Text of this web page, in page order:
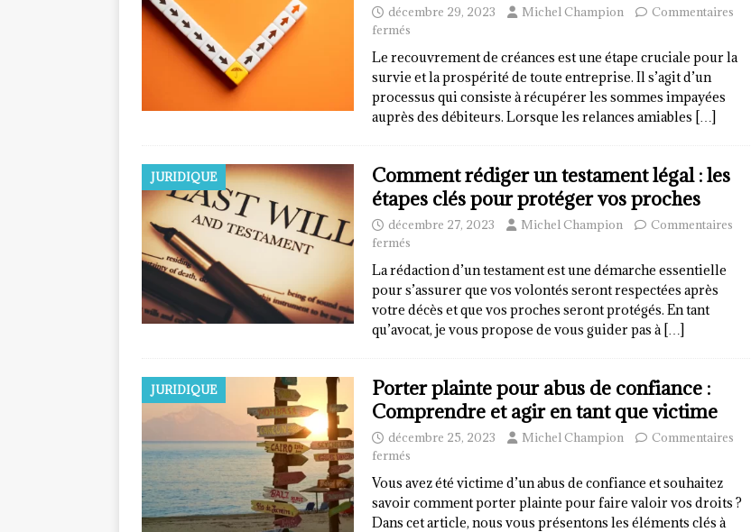
décembre 29, 2023 Michel Champion
Commentaires
fermés
Le recouvrement de créances est une étape cruciale pour la
survie et la prospérité de toute entreprise. Il s’agit d’un
processus qui consiste à récupérer les sommes impayées
auprès des débiteurs. Lorsque les relances amiables […]
JURIDIQUE
Comment rédiger un testament légal : les
étapes clés pour protéger vos proches
décembre 27, 2023 Michel Champion
Commentaires
fermés
La rédaction d’un testament est une démarche essentielle
pour s’assurer que vos volontés seront respectées après
votre décès et que vos proches seront protégés. En tant
qu’avocat, je vous propose de vous guider pas à […]
JURIDIQUE
Porter plainte pour abus de confiance :
Comprendre et agir en tant que victime
décembre 25, 2023 Michel Champion
Commentaires
fermés
Vous avez été victime d’un abus de confiance et souhaitez
savoir comment porter plainte pour faire valoir vos droits ?
Dans cet article, nous vous présentons les éléments clés à